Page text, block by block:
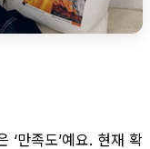
‘만족도’예요. 현재 확